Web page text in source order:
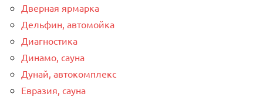
Дверная ярмарка
Дельфин, автомойка
Диагностика
Динамо, сауна
Дунай, автокомплекс
Евразия, сауна